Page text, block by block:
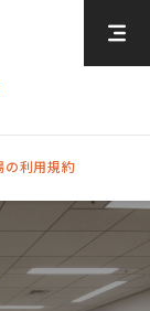
の利用規約